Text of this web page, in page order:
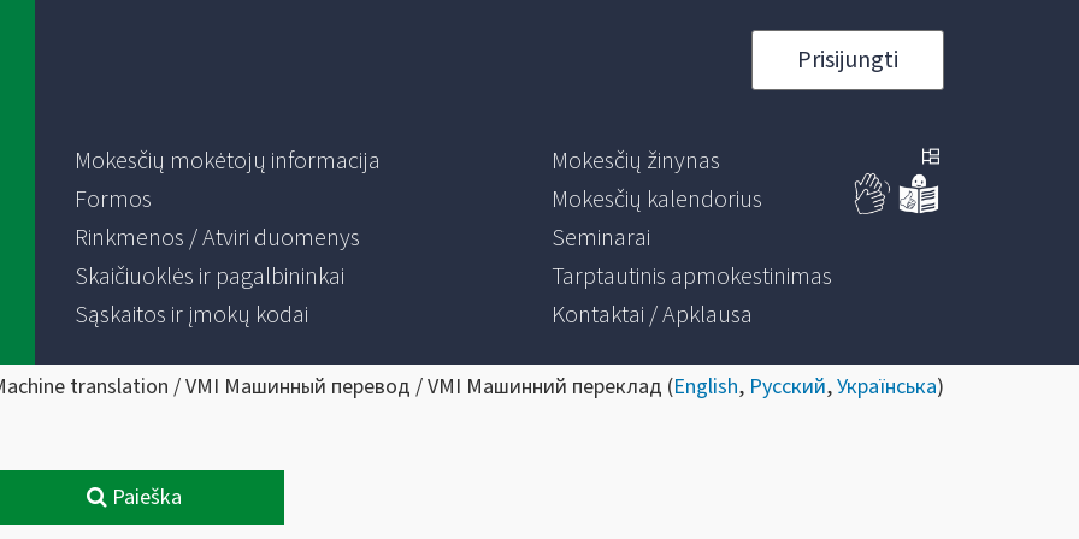
Prisijungti
Mokesčių mokėtojų informacija
Formos
Rinkmenos / Atviri duomenys
Skaičiuoklės ir pagalbininkai
Sąskaitos ir įmokų kodai
Mokesčių žinynas
Mokesčių kalendorius
Seminarai
Tarptautinis apmokestinimas
Kontaktai / Apklausa
translation / VMI Машинный перевод / VMI Машинний переклад (English, Русский,Українська)
Paieška